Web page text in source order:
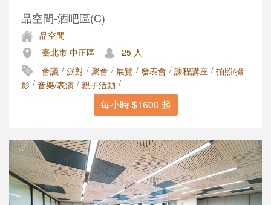
品空間-酒吧區(C)
品空間
臺北市 中正區
25 人
會議 / 派對 / 聚會 / 展覽 / 發表會 / 課程講座 / 拍照/攝
影 / 音樂/表演 / 親子活動 /
每小時 $1600 起